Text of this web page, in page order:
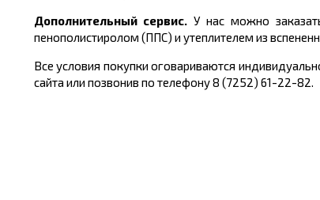
Дополнительный сервис.У нас можно
пенополистиролом (ППС) и утеплителем из
Все условия покупки оговариваются
сайта или позвонив по телефону 8 (7252) 61-22-82.